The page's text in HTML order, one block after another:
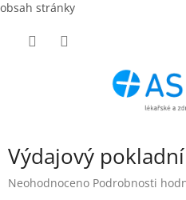
obsah stránky
Výdajový
Průměrné
Neohodnoceno Podrobnosti